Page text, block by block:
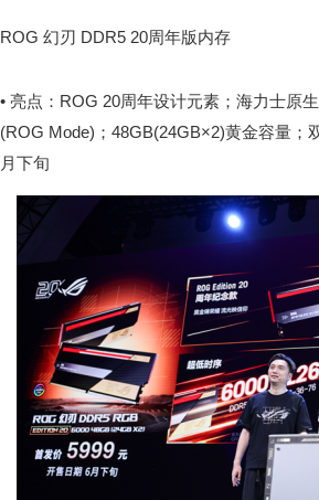
ROG 幻刃 DDR5 20周年版内存
• 亮点：ROG 20周年设计元素；海力士原
(ROG Mode)；48GB(24GB×2)黄金容量；
月下旬